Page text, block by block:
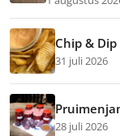
Chip & Dip
31 juli 2026
28 juli 2026